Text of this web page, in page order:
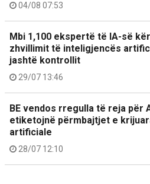
04/08 07:53
Mbi 1,100 ekspertë të IA-së
zhvillimit të inteligjencës
jashtë kontrollit
29/07 13:46
BE vendos rregulla të reja për
etiketojnë përmbajtjet e
artificiale
28/07 12:10